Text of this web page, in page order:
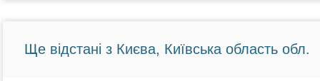
Ще відстані з Києва, Київська область обл.